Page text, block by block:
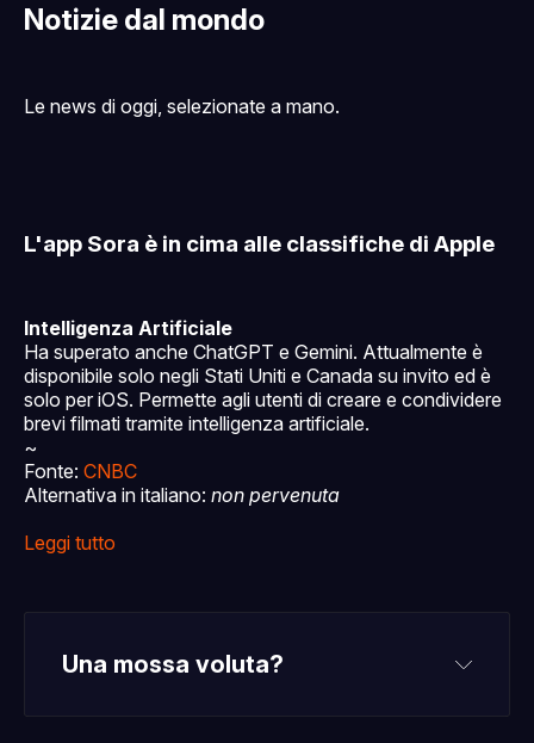
Notizie dal mondo
Le news di oggi, selezionate a mano.
L'app Sora è in cima alle classifiche di Apple
Intelligenza Artificiale
Ha superato anche ChatGPT e Gemini. Attualmente è
disponibile solo negli Stati Uniti e Canada su invito ed è
solo per iOS. Permette agli utenti di creare e condividere
brevi filmati tramite intelligenza artificiale.
~
Fonte: CNBC
Alternativa in italiano: non pervenuta
Leggi tutto
Una mossa voluta?